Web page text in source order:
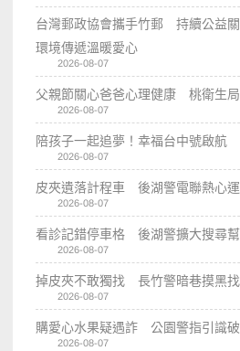
台灣郵政協會攜手竹郵 持續公益
環境傳遞溫暖愛心
2026-08-07
父親節關心爸爸心理健康 桃衛生
2026-08-07
陪孩子一起追夢！幸福台中號啟航
2026-08-07
皮夾遺落計程車 後湖警電聯熱心
2026-08-07
看診記錯停車格 後湖警擴大搜尋
2026-08-07
掉皮夾不敢獨找 長竹警暗巷摸黑
2026-08-07
購愛心水果疑遇詐 公園警指引識
2026-08-07